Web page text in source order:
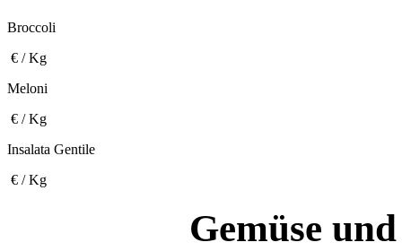
Broccoli
€ / Kg
Meloni
€ / Kg
Insalata Gentile
€ / Kg
Gemüse